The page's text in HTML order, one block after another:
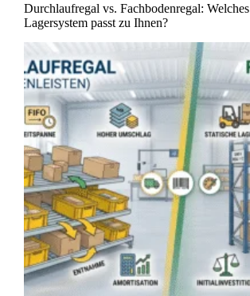
Durchlaufregal vs. Fachbodenregal: Welches
Lagersystem passt zu Ihnen?